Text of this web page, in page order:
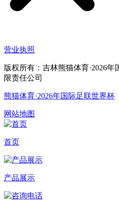
营业执照
版权所有：吉林熊猫体育·2026
限责任公司
熊猫体育·2026年国际足联世界杯
网站地图
首页
产品展示